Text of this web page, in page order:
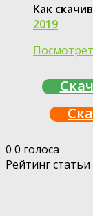
Как
2019
0 0 голоса
Рейтинг статьи